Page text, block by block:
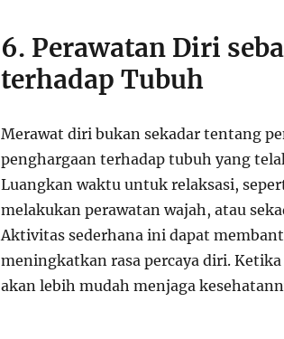
6. Perawatan Diri
terhadap Tubuh
Merawat diri bukan sekadar tentang
penghargaan terhadap tubuh yang
Luangkan waktu untuk relaksasi,
melakukan perawatan wajah, atau
Aktivitas sederhana ini dapat
meningkatkan rasa percaya diri.
akan lebih mudah menjaga